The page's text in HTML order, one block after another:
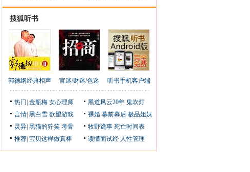
搜狐听书
郭德纲经典相声 官迷/财迷/色迷 听书手机客户端
热门 金瓶梅 女心理师 黑道风云20年 鬼吹灯
言情 黑白雪 欲望游戏 裸婚 幕前幕后 极品姐妹
灵异 黑猫的狞笑 考骨 牧野诡事 死亡时间表
推荐 宝贝这样做真棒 读懂面试经 人性管理